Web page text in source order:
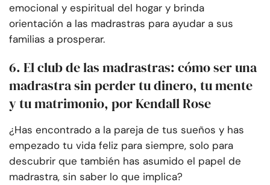
emocional y espiritual del hogar y brinda
orientación a las madrastras para ayudar a sus
familias a prosperar.
6. El club de las madrastras: cómo ser una
madrastra sin perder tu dinero, tu mente
y tu matrimonio, por Kendall Rose
¿Has encontrado a la pareja de tus sueños y has
empezado tu vida feliz para siempre, solo para
descubrir que también has asumido el papel de
madrastra, sin saber lo que implica?